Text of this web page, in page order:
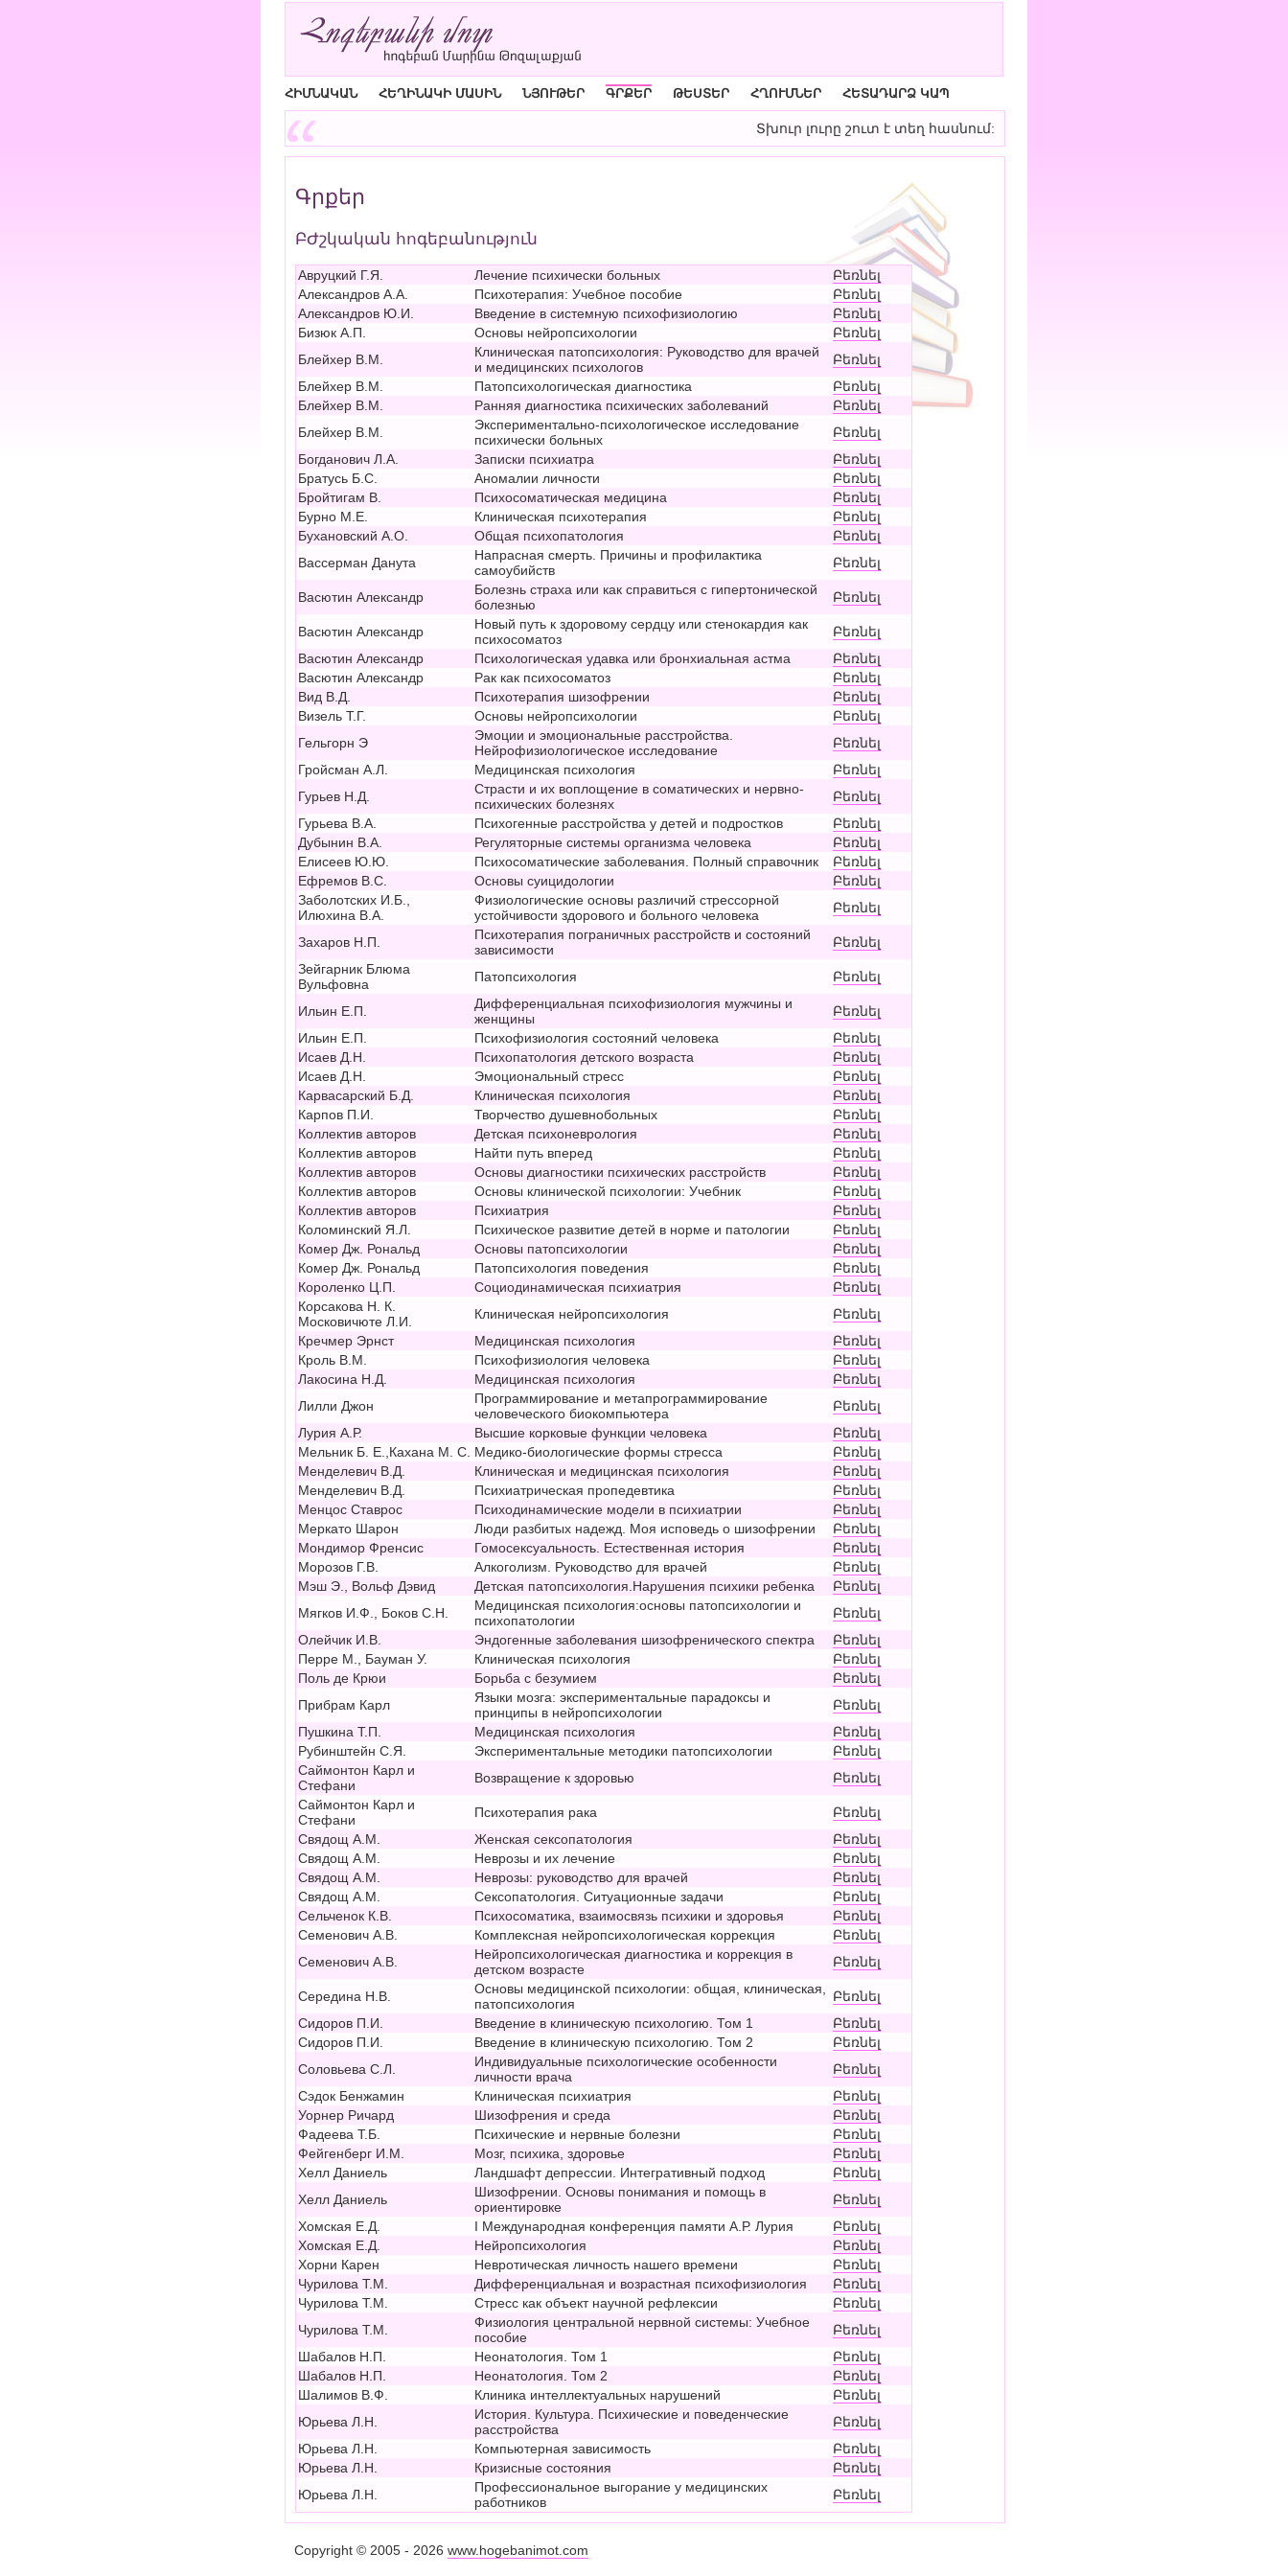
ՀԻՄՆԱԿԱՆ ՀԵՂԻՆԱԿԻ ՄԱՍԻՆ ՆՅՈՒԹԵՐ ԳՐՔԵՐ ԹԵՍՏԵՐ ՀՂՈՒՄՆԵՐ ՀԵՏԱԴԱՐՁ ԿԱՊ
Տխուր լուրը շուտ է տեղ հասնում:
Գրքեր
ԲԺշկական հոգեբանություն
Авруцкий Г.Я. Лечение психически больных
Բեռնել
Александров А.А.
Психотерапия: Учебное пособие
Բեռնել
Александров Ю.И.
Введение в системную психофизиологию
Բեռնել
Бизюк А.П.
Основы нейропсихологии
Բեռնել
Блейхер В.М.
Клиническая патопсихология: Руководство для врачей
и медицинских психологов
Բեռնել
Блейхер В.М.
Патопсихологическая диагностика
Բեռնել
Блейхер В.М.
Ранняя диагностика психических заболеваний
Բեռնել
Блейхер В.М.
Экспериментально-психологическое исследование
психически больных
Բեռնել
Богданович Л.А.
Записки психиатра
Բեռնել
Братусь Б.С.
Аномалии личности
Բեռնել
Бройтигам В.
Психосоматическая медицина
Բեռնել
Бурно М.Е.
Клиническая психотерапия
Բեռնել
Бухановский А.О.
Общая психопатология
Բեռնել
Вассерман Данута
Напрасная смерть. Причины и профилактика
самоубийств
Բեռնել
Васютин Александр
Болезнь страха или как справиться с гипертонической
болезнью
Բեռնել
Васютин Александр
Новый путь к здоровому сердцу или стенокардия как
психосоматоз
Բեռնել
Васютин Александр
Психологическая удавка или бронхиальная астма
Բեռնել
Васютин Александр
Рак как психосоматоз
Բեռնել
Вид В.Д.
Психотерапия шизофрении
Բեռնել
Визель Т.Г.
Основы нейропсихологии
Բեռնել
Гельгорн Э
Эмоции и эмоциональные расстройства.
Нейрофизиологическое исследование
Բեռնել
Гройсман А.Л.
Медицинская психология
Բեռնել
Гурьев Н.Д.
Страсти и их воплощение в соматических и нервно-
психических болезнях
Բեռնել
Гурьева В.А.
Психогенные расстройства у детей и подростков
Բեռնել
Дубынин В.А.
Регуляторные системы организма человека
Բեռնել
Елисеев Ю.Ю.
Психосоматические заболевания. Полный справочник
Բեռնել
Ефремов В.С.
Основы суицидологии
Բեռնել
Заболотских И.Б.,
Илюхина В.А.
Физиологические основы различий стрессорной
устойчивости здорового и больного человека
Բեռնել
Захаров Н.П.
Психотерапия пограничных расстройств и состояний
зависимости
Բեռնել
Зейгарник Блюма
Вульфовна
Патопсихология Բեռնել
Ильин Е.П.
Дифференциальная психофизиология мужчины и
женщины
Բեռնել
Ильин Е.П.
Психофизиология состояний человека
Բեռնել
Исаев Д.Н.
Психопатология детского возраста
Բեռնել
Исаев Д.Н.
Эмоциональный стресс
Բեռնել
Карвасарский Б.Д.
Клиническая психология
Բեռնել
Карпов П.И.
Творчество душевнобольных
Բեռնել
Коллектив авторов
Детская психоневрология
Բեռնել
Коллектив авторов
Найти путь вперед
Բեռնել
Коллектив авторов
Основы диагностики психических расстройств
Բեռնել
Коллектив авторов
Основы клинической психологии: Учебник
Բեռնել
Коллектив авторов
Психиатрия
Բեռնել
Коломинский Я.Л.
Психическое развитие детей в норме и патологии
Բեռնել
Комер Дж. Рональд
Основы патопсихологии
Բեռնել
Комер Дж. Рональд
Патопсихология поведения
Բեռնել
Короленко Ц.П.
Социодинамическая психиатрия
Բեռնել
Корсакова Н. К.
Московичюте Л.И.
Клиническая нейропсихология
Բեռնել
Кречмер Эрнст
Медицинская психология
Բեռնել
Кроль В.М.
Психофизиология человека
Բեռնել
Лакосина Н.Д.
Медицинская психология
Բեռնել
Лилли Джон
Программирование и метапрограммирование
человеческого биокомпьютера
Բեռնել
Лурия А.Р.
Высшие корковые функции человека
Բեռնել
Мельник Б. Е.,Кахана М. С. Медико-биологические формы стресса
Բեռնել
Менделевич В.Д.
Клиническая и медицинская психология
Բեռնել
Менделевич В.Д.
Психиатрическая пропедевтика
Բեռնել
Менцос Ставрос
Психодинамические модели в психиатрии
Բեռնել
Меркато Шарон
Люди разбитых надежд. Моя исповедь о шизофрении
Բեռնել
Мондимор Френсис
Гомосексуальность. Естественная история
Բեռնել
Морозов Г.В.
Алкоголизм. Руководство для врачей
Բեռնել
Мэш Э., Вольф Дэвид
Детская патопсихология.Нарушения психики ребенка
Բեռնել
Мягков И.Ф., Боков С.Н.
Медицинская психология:основы патопсихологии и
психопатологии
Բեռնել
Олейчик И.В.
Эндогенные заболевания шизофренического спектра
Բեռնել
Перре М., Бауман У.
Клиническая психология
Բեռնել
Поль де Крюи
Борьба с безумием
Բեռնել
Прибрам Карл
Языки мозга: экспериментальные парадоксы и
принципы в нейропсихологии
Բեռնել
Пушкина Т.П.
Медицинская психология
Բեռնել
Рубинштейн С.Я.
Экспериментальные методики патопсихологии
Բեռնել
Саймонтон Карл и
Стефани
Возвращение к здоровью
Բեռնել
Саймонтон Карл и
Стефани
Психотерапия рака
Բեռնել
Свядощ А.М.
Женская сексопатология
Բեռնել
Свядощ А.М.
Неврозы и их лечение
Բեռնել
Свядощ А.М.
Неврозы: руководство для врачей
Բեռնել
Свядощ А.М.
Сексопатология. Ситуационные задачи
Բեռնել
Сельченок К.В.
Психосоматика, взаимосвязь психики и здоровья
Բեռնել
Семенович А.В.
Комплексная нейропсихологическая коррекция
Բեռնել
Семенович А.В.
Нейропсихологическая диагностика и коррекция в
детском возрасте
Բեռնել
Середина Н.В.
Основы медицинской психологии: общая, клиническая,
патопсихология
Բեռնել
Сидоров П.И.
Введение в клиническую психологию. Том 1
Բեռնել
Сидоров П.И.
Введение в клиническую психологию. Том 2
Բեռնել
Соловьева С.Л.
Индивидуальные психологические особенности
личности врача
Բեռնել
Сэдок Бенжамин
Клиническая психиатрия
Բեռնել
Уорнер Ричард
Шизофрения и среда
Բեռնել
Фадеева Т.Б.
Психические и нервные болезни
Բեռնել
Фейгенберг И.М.
Мозг, психика, здоровье
Բեռնել
Хелл Даниель
Ландшафт депрессии. Интегративный подход
Բեռնել
Хелл Даниель
Шизофрении. Основы понимания и помощь в
ориентировке
Բեռնել
Хомская Е.Д.
I Международная конференция памяти А.Р. Лурия
Բեռնել
Хомская Е.Д.
Нейропсихология
Բեռնել
Хорни Карен
Невротическая личность нашего времени
Բեռնել
Чурилова Т.М.
Дифференциальная и возрастная психофизиология
Բեռնել
Чурилова Т.М.
Стресс как объект научной рефлексии
Բեռնել
Чурилова Т.М.
Физиология центральной нервной системы: Учебное
пособие
Բեռնել
Шабалов Н.П.
Неонатология. Том 1
Բեռնել
Шабалов Н.П.
Неонатология. Том 2
Բեռնել
Шалимов В.Ф.
Клиника интеллектуальных нарушений
Բեռնել
Юрьева Л.Н.
История. Культура. Психические и поведенческие
расстройства
Բեռնել
Юрьева Л.Н.
Компьютерная зависимость
Բեռնել
Юрьева Л.Н.
Кризисные состояния
Բեռնել
Юрьева Л.Н.
Профессиональное выгорание у медицинских
работников
Բեռնել
Copyright © 2005 - 2026 www.hogebanimot.com